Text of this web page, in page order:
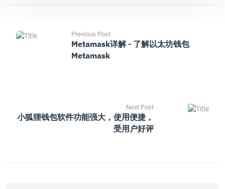
Previous Post
Metamask详解 - 了解以太坊钱包
Metamask
Next Post
小狐狸钱包软件功能强大，使用便捷，
受用户好评